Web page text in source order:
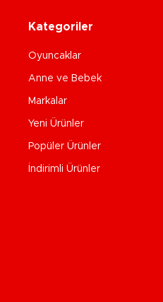
Kategoriler
Oyuncaklar
Anne ve Bebek
Markalar
Yeni Ürünler
Popüler Ürünler
İndirimli Ürünler